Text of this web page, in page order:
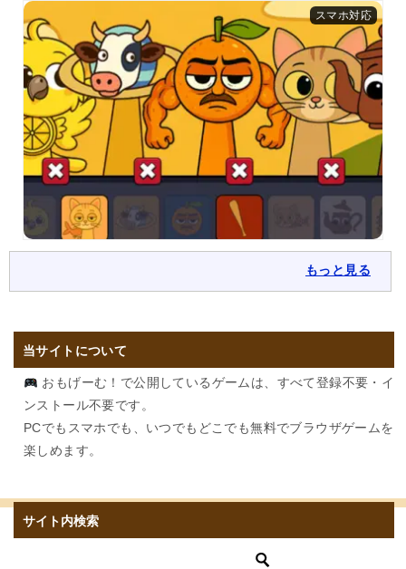
もっと見る
当サイトについて
おもげーむ！で公開しているゲームは、すべて登録不要・イ
ンストール不要です。
PCでもスマホでも、いつでもどこでも無料でブラウザゲームを
楽しめます。
サイト内検索